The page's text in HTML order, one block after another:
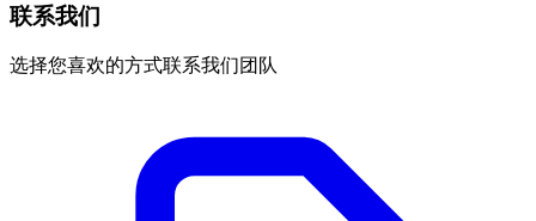
联系我们
选择您喜欢的方式联系我们团队